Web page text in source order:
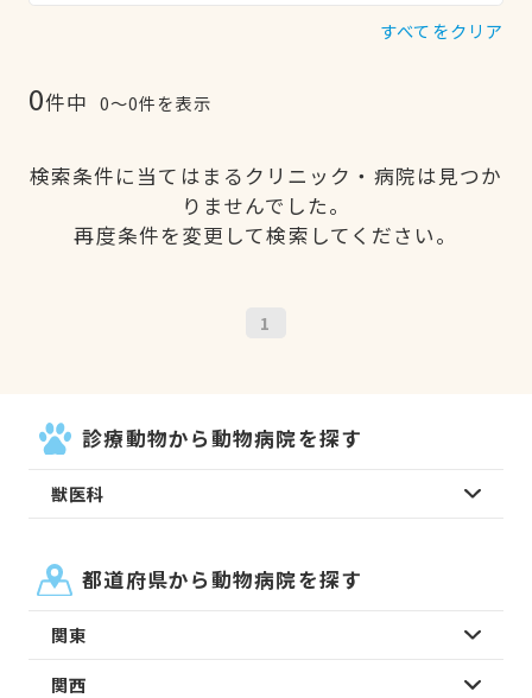
すべてをクリア
0件中 0〜0件を表示
検索条件に当てはまるクリニック・病院は見つか
りませんでした。
再度条件を変更して検索してください。
1
診療動物から動物病院を探す
獣医科
都道府県から動物病院を探す
関東
関西